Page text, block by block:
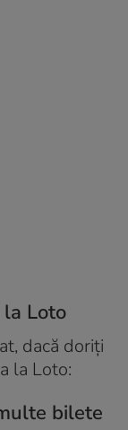
la Loto
dacă doriți
la Loto:
bilete